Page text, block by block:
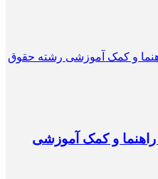
و کمک آموزشی